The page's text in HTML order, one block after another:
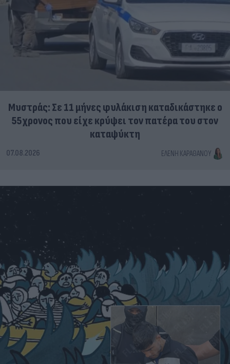
55χρονος που είχε κρύψει τον πατέρα του στον
καταψύκτη